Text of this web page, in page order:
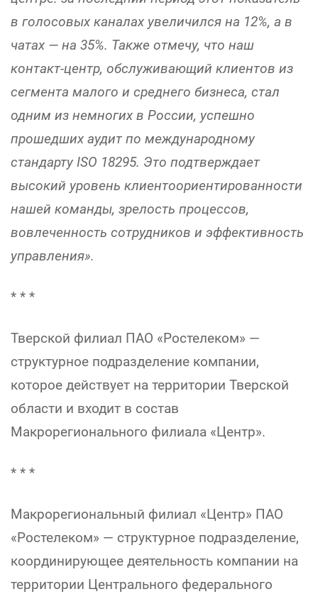
в голосовых каналах увеличился на 12%, а в
чатах — на 35%. Также отмечу, что наш
контакт-центр, обслуживающий клиентов из
сегмента малого и среднего бизнеса, стал
одним из немногих в России, успешно
прошедших аудит по международному
стандарту ISO 18295. Это подтверждает
высокий уровень клиентоориентированности
нашей команды, зрелость процессов,
вовлеченность сотрудников и эффективность
управления».
* * *
Тверской филиал ПАО «Ростелеком» —
структурное подразделение компании,
которое действует на территории Тверской
области и входит в состав
Макрорегионального филиала «Центр».
* * *
Макрорегиональный филиал «Центр» ПАО
«Ростелеком» — структурное подразделение,
координирующее деятельность компании на
территории Центрального федерального